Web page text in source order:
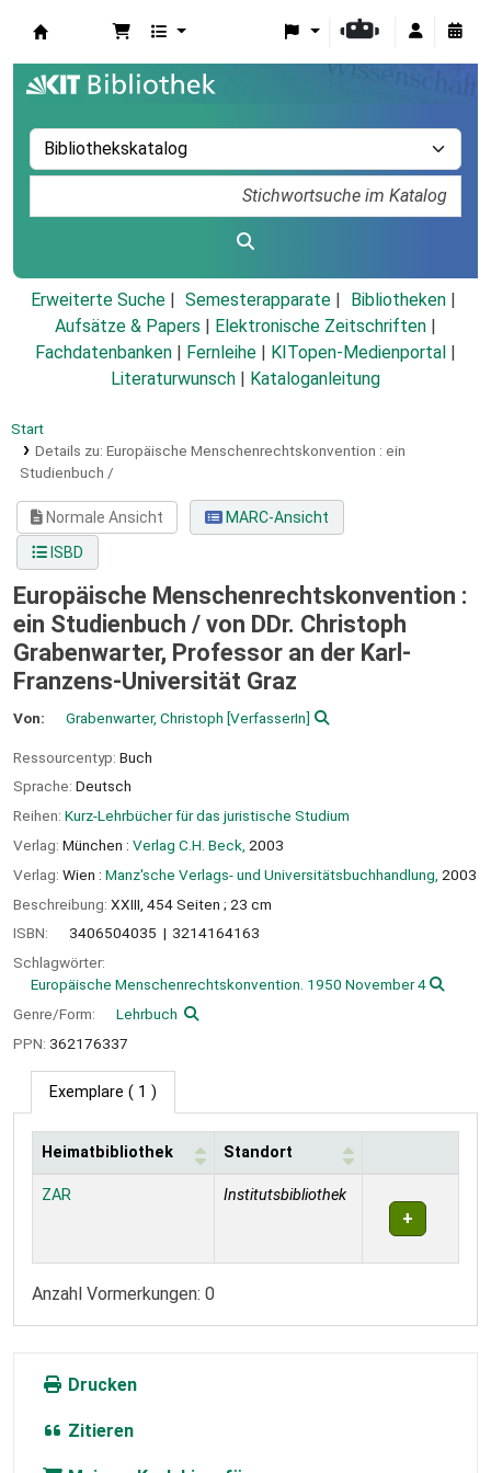
Erweiterte Suche Semesterapparate
Bibliotheken
Aufsätze & Papers
Elektronische Zeitschriften
Fachdatenbanken
Fernleihe KITopen-Medienportal
Literaturwunsch
Kataloganleitung
Start
Details zu: Europäische Menschenrechtskonvention : ein
Studienbuch /
Normale Ansicht
MARC-Ansicht
ISBD
Europäische Menschenrechtskonvention :
ein Studienbuch / von DDr. Christoph
Grabenwarter, Professor an der Karl-
Franzens-Universität Graz
Von: Grabenwarter, Christoph [VerfasserIn]
Ressourcentyp: Buch
Sprache: Deutsch
Reihen: Kurz-Lehrbücher für das juristische Studium
Verlag: München : Verlag C.H. Beck, 2003
Verlag: Wien : Manz'sche Verlags- und Universitätsbuchhandlung, 2003
Beschreibung: XXIII, 454 Seiten ; 23 cm
ISBN:
3406504035
3214164163
Schlagwörter:
Europäische Menschenrechtskonvention. 1950 November 4
Genre/Form:
Lehrbuch
PPN: 362176337
Exemplare ( 1 )
Exemplare
Heimatbibliothek Standort
ZAR Institutsbibliothek
Anzahl Vormerkungen: 0
Drucken
Zitieren